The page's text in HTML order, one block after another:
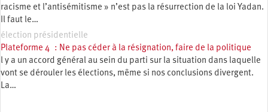
racisme et l’antisémitisme » n’est pas la résurrection de la loi Yadan.
Il faut le…
élection présidentielle
Plateforme 4 : Ne pas céder à la résignation, faire de la politique
l y a un accord général au sein du parti sur la situation dans laquelle
vont se dérouler les élections, même si nos conclusions divergent.
La…